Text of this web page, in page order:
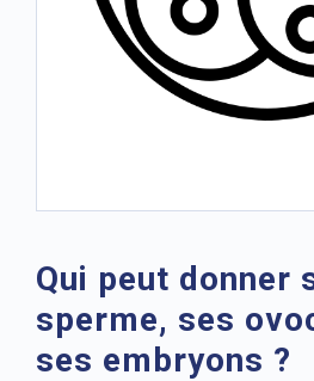
Qui peut donner
sperme, ses
ses embryons ?